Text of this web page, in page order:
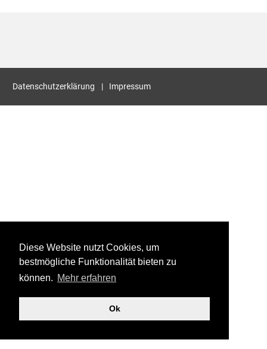
Diese Website nutzt Cookies, um
bestmögliche Funktionalität bieten zu
können. Mehr erfahren
Ok
Datenschutzerklärung Impressum